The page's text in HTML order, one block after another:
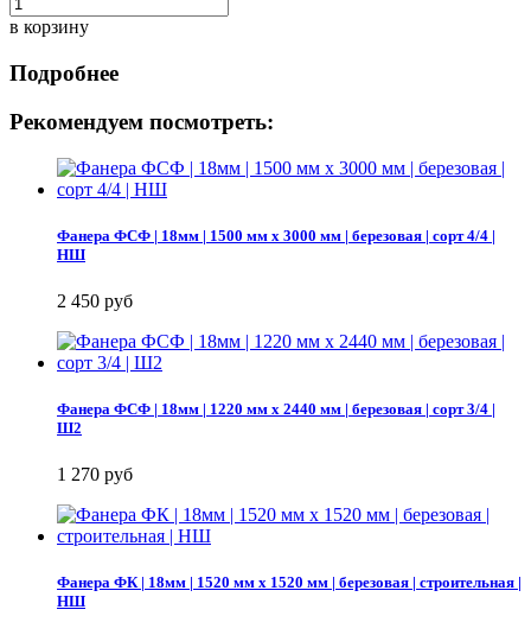
в корзину
Подробнее
Рекомендуем посмотреть:
Фанера ФСФ | 18мм | 1500 мм х 3000 мм | березовая | сорт 4/4 |
НШ
2 450 руб
Фанера ФСФ | 18мм | 1220 мм х 2440 мм | березовая | сорт 3/4 |
Ш2
1 270 руб
Фанера ФК | 18мм | 1520 мм х 1520 мм | березовая | строительная |
НШ